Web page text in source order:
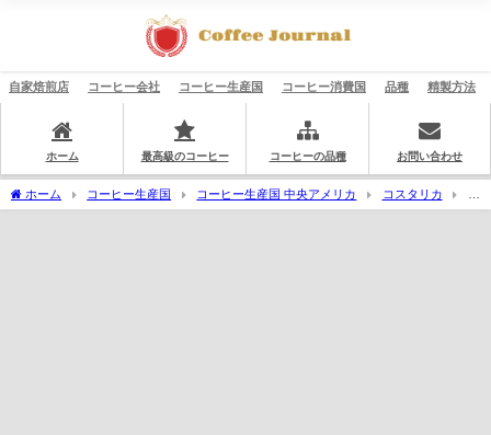
自家焙煎店 コーヒー会社 コーヒー生産国 コーヒー消費国 品種 精製方法
ホーム 最高級のコーヒー コーヒーの品種 お問い合わせ
ホーム コーヒー生産国 コーヒー生産国 中央アメリカ コスタリカ
ントラル・バレー
ベネフィシオ ブルマス・デル・スルキ社